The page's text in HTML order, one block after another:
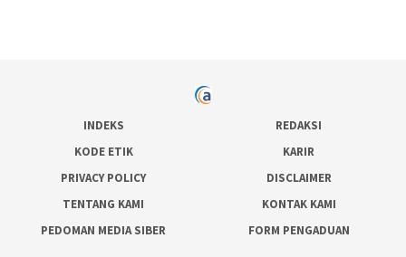
INDEKS
REDAKSI
KODE ETIK
KARIR
PRIVACY POLICY
DISCLAIMER
TENTANG KAMI
KONTAK KAMI
PEDOMAN MEDIA SIBER
FORM PENGADUAN